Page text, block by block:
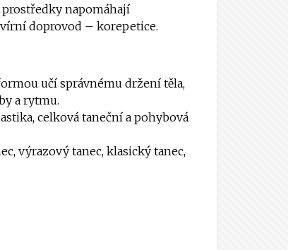
napomáhají
doprovod – korepetice.
učí správnému držení těla,
a rytmu.
celková taneční a pohybová
výrazový tanec, klasický tanec,